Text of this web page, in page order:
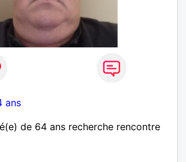
ans
de 64 ans recherche rencontre